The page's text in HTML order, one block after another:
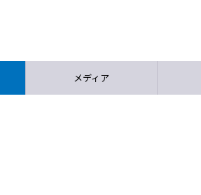
メディア